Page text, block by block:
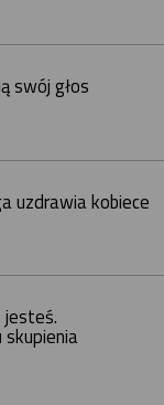
swój głos
uzdrawia kobiece
jesteś.
skupienia